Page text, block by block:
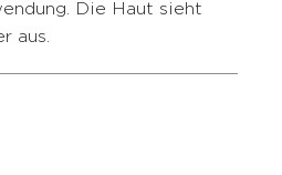
Die Haut sieht
aus.